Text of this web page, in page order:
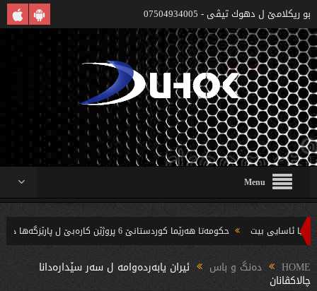
بو ريكلامێ ل دهوك تیڤی - 07504934005
Menu
حکومەتا هەرێما کوردستانێ 6 پروژێن کارەبێ ل پارێزگەها دهوکێ هنارتنه‌ قوناغا بجهئینانێ
بریار ده‌رئێخستن
HOME دەنگ و باس ئیران یابه‌رده‌وامه‌ ل سه‌ر سێداره‌دانا
چالاكڤانان